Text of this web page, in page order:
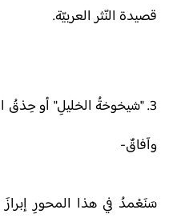
قصيدة النّثر العربيّة.
3. "شيخوخةُ الخليلِ" أو حِذقُ
وآفاقٌ-
سَنَعْمدُ في هذا المحورِ